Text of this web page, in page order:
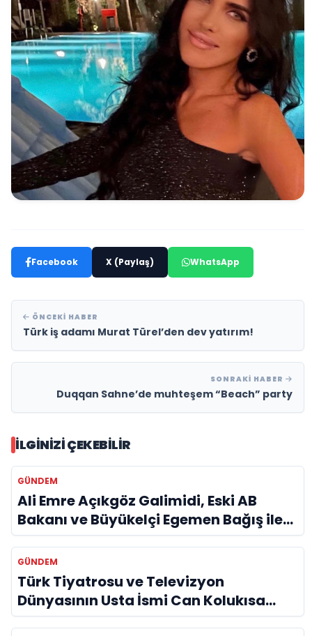
Facebook X (Paylaş) WhatsApp
ÖNCEKI HABER
Türk iş adamı Murat Türel’den dev yatırım!
SONRAKI HABER
Duqqan Sahne’de muhteşem “Beach” party
İLGINIZI ÇEKEBILIR
GÜNDEM
Ali Emre Açıkgöz Galimidi, Eski AB
Bakanı ve Büyükelçi Egemen Bağış ile
Bir Araya Geldi
GÜNDEM
Türk Tiyatrosu ve Televizyon
Dünyasının Usta İsmi Can Kolukısa
Hayatını Kaybetti